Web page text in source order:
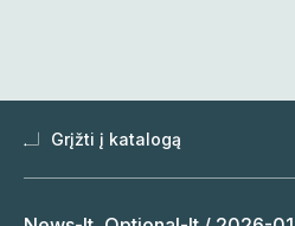
Grįžti į katalogą